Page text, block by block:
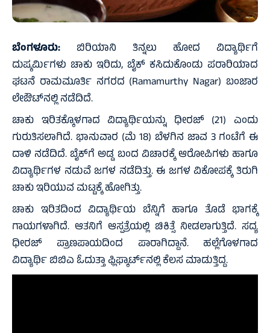
ಬೆಂಗಳೂರು: ಬಿರಿಯಾನಿ ತಿನ್ನಲು ಹೋದ ವಿದ್ಯಾರ್ಥಿಗೆ
ದುಷ್ಕರ್ಮಿಗಳು ಚಾಕು ಇರಿದು, ಬೈಕ್‌ ಕಸಿದುಕೊಂಡು ಪರಾರಿಯಾದ
ಘಟನೆ ರಾಮಮೂರ್ತಿ ನಗರದ (Ramamurthy Nagar) ಬಂಜಾರ
ಲೇಔಟ್‌ನಲ್ಲಿ ನಡೆದಿದೆ.
ಚಾಕು ಇರಿತಕ್ಕೊಳಗಾದ ವಿದ್ಯಾರ್ಥಿಯನ್ನು ಧೀರಜ್ (21) ಎಂದು
ಗುರುತಿಸಲಾಗಿದೆ. ಭಾನುವಾರ (ಮೆ 18) ಬೆಳಗಿನ ಜಾವ 3 ಗಂಟೆಗೆ ಈ
ದಾಳಿ ನಡೆದಿದೆ. ಬೈಕ್‌ಗೆ ಅಡ್ಡ ಬಂದ ವಿಚಾರಕ್ಕೆ ಆರೋಪಿಗಳು ಹಾಗೂ
ವಿದ್ಯಾರ್ಥಿಗಳ ನಡುವೆ ಜಗಳ ನಡೆದಿತ್ತು. ಈ ಜಗಳ ವಿಕೋಪಕ್ಕೆ ತಿರುಗಿ
ಚಾಕು ಇರಿಯುವ ಮಟ್ಟಕ್ಕೆ ಹೋಗಿತ್ತು.
ಚಾಕು ಇರಿತದಿಂದ ವಿದ್ಯಾರ್ಥಿಯ ಬೆನ್ನಿಗೆ ಹಾಗೂ ತೊಡೆ ಭಾಗಕ್ಕೆ
ಗಾಯಗಳಾಗಿದೆ. ಆತನಿಗೆ ಆಸ್ಪತ್ರೆಯಲ್ಲಿ ಚಿಕಿತ್ಸೆ ನೀಡಲಾಗುತ್ತಿದೆ. ಸದ್ಯ
ಧೀರಜ್ ಪ್ರಾಣಪಾಯದಿಂದ ಪಾರಾಗಿದ್ದಾನೆ. ಹಲ್ಲೆಗೊಳಗಾದ
ವಿದ್ಯಾರ್ಥಿ ಬಿಬಿಎ ಓದುತ್ತಾ ಫ್ಲಿಫ್ಕಾರ್ಟ್‌ನಲ್ಲಿ ಕೆಲಸ ಮಾಡುತ್ತಿದ್ದ.